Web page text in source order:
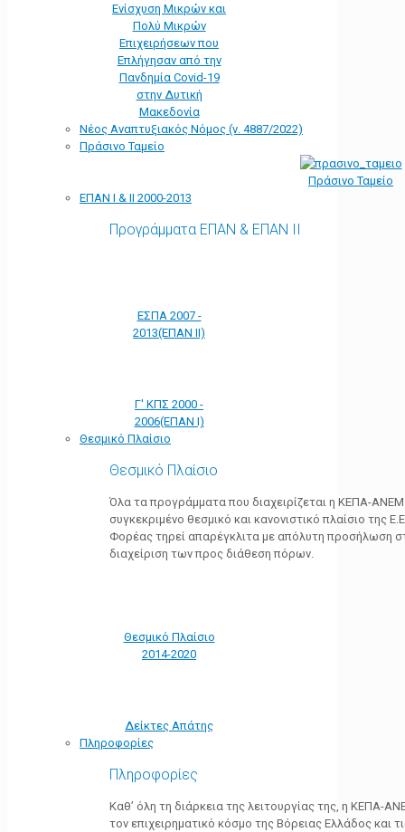
Ενίσχυση Μικρών και
Πολύ Μικρών
Επιχειρήσεων που
Επλήγησαν από την
Πανδημία Covid-19
στην Δυτική
Μακεδονία
Νέος Αναπτυξιακός Νόμος (ν. 4887/2022)
Πράσινο Ταμείο
Πράσινο Ταμείο
ΕΠΑΝ Ι & ΙΙ 2000-2013
Προγράμματα ΕΠΑΝ & ΕΠΑΝ ΙΙ
ΕΣΠΑ 2007 -
2013(ΕΠΑΝ ΙΙ)
Γ' ΚΠΣ 2000 -
2006(ΕΠΑΝ Ι)
Θεσμικό Πλαίσιο
Θεσμικό Πλαίσιο
Όλα τα προγράμματα που διαχειρίζεται η ΚΕΠΑ-
συγκεκριμένο θεσμικό και κανονιστικό πλαίσιο της
Φορέας τηρεί απαρέγκλιτα με απόλυτη προσήλωση
διαχείριση των προς διάθεση πόρων.
Θεσμικό Πλαίσιο
2014-2020
Δείκτες Απάτης
Πληροφορίες
Πληροφορίες
Καθ’ όλη τη διάρκεια της λειτουργίας της, η ΚΕΠΑ-
τον επιχειρηματικό κόσμο της Βόρειας Ελλάδος και